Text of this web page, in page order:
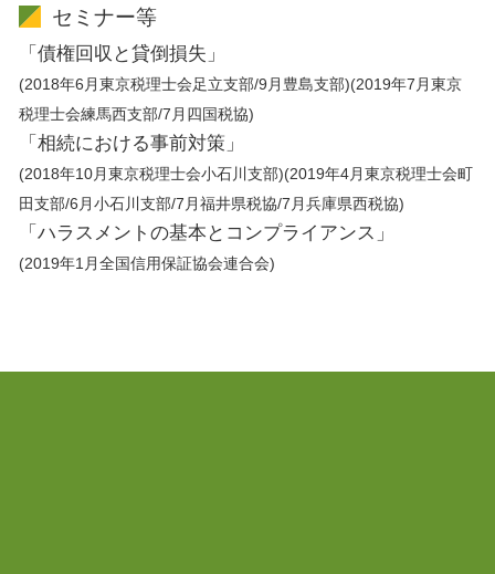
セミナー等
「債権回収と貸倒損失」
(2018年6月東京税理士会足立支部/9月豊島支部)(2019年7月東京
税理士会練馬西支部/7月四国税協)
「相続における事前対策」
(2018年10月東京税理士会小石川支部)(2019年4月東京税理士会町
田支部/6月小石川支部/7月福井県税協/7月兵庫県西税協)
「ハラスメントの基本とコンプライアンス」
(2019年1月全国信用保証協会連合会)